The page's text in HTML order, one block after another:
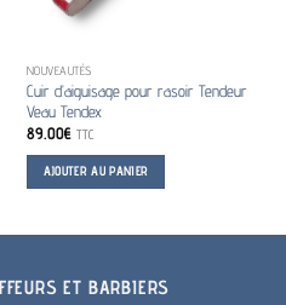
NOUVEAUTÉS
Cuir d’aiguisage pour rasoir Tendeur
Veau Tendex
89.00€ TTC
AJOUTER AU PANIER
ET BARBIERS